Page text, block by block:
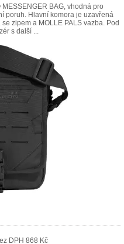
BAG, vhodná pro
poruh. Hlavní komora je uzavřená
zipem a MOLLE PALS vazba. Pod
s další ...
DPH 868 Kč